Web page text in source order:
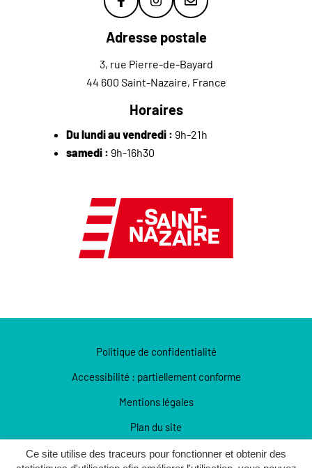
Ce site utilise des traceurs pour fonctionner et obtenir des
Lien vers le compte Facebook
Lien vers le compte
Lien vers la
Adresse postale
3, rue Pierre-de-Bayard
44 600 Saint-Nazaire, France
Horaires
Du lundi au vendredi : 9h-21h
samedi : 9h-16h30
Politique de confidentialité
Accessibilité : partiellement conforme
Mentions légales
Plan du site
Lettre d’info